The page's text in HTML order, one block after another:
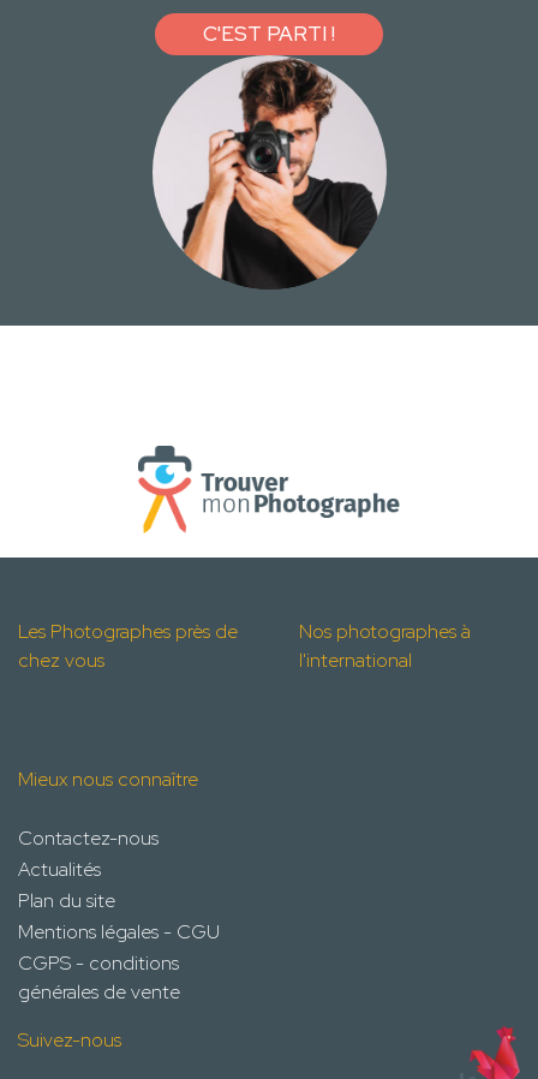
C'EST PARTI !
Les Photographes près de
chez vous
Nos photographes à
l'international
Mieux nous connaître
Contactez-nous
Actualités
Plan du site
Mentions légales - CGU
CGPS - conditions
générales de vente
Suivez-nous